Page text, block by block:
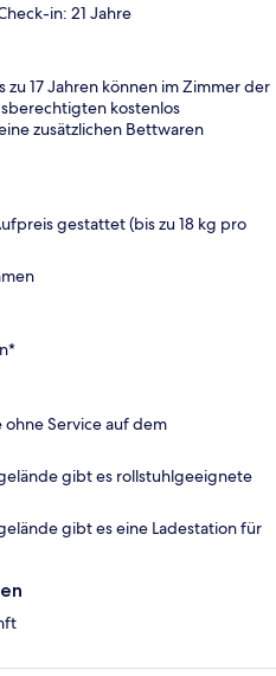
in: 21 Jahre
zu 17 Jahren können im Zimmer der
kostenlos
zusätzlichen Bettwaren
gestattet (bis zu 18 kg pro
ohne Service auf dem
gibt es rollstuhlgeeignete
gibt es eine Ladestation für